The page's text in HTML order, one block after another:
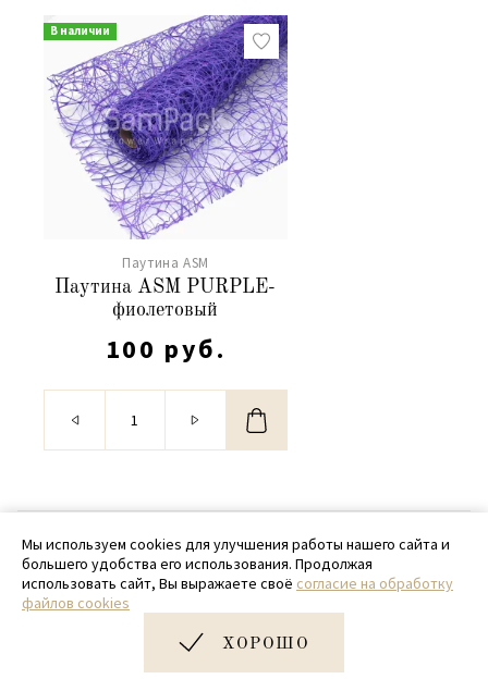
В наличии
Паутина ASM
Паутина ASM PURPLE-
фиолетовый
100 руб.
© 2020 - 2026 SamPack
+ 7 (918) 699-97-87
zakaz@sampack.store
Дизайн и разработка сайта
Мы используем cookies для улучшения работы нашего сайта и
большего удобства его использования. Продолжая
использовать сайт, Вы выражаете своё согласие на обработку
файлов cookies
ХОРОШО